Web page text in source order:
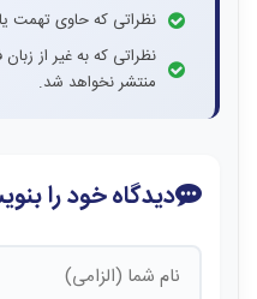
نظراتی که حاوی تهمت
نظراتی که به غیر از
منتشر نخواهد شد.
دیدگاه خود را